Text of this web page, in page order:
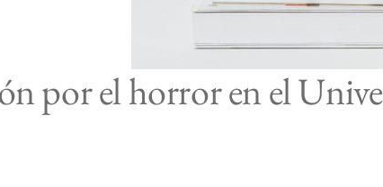
por el horror en el